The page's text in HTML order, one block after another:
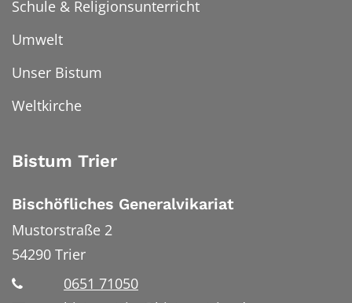
Schule & Religionsunterricht
Umwelt
Unser Bistum
Weltkirche
Bistum Trier
Bischöfliches Generalvikariat
Mustorstraße 2
54290 Trier
0651 71050